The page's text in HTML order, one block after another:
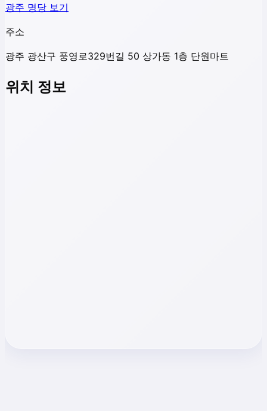
광주 명당 보기
주소
광주 광산구 풍영로329번길 50 상가동 1층 단원마트
위치 정보